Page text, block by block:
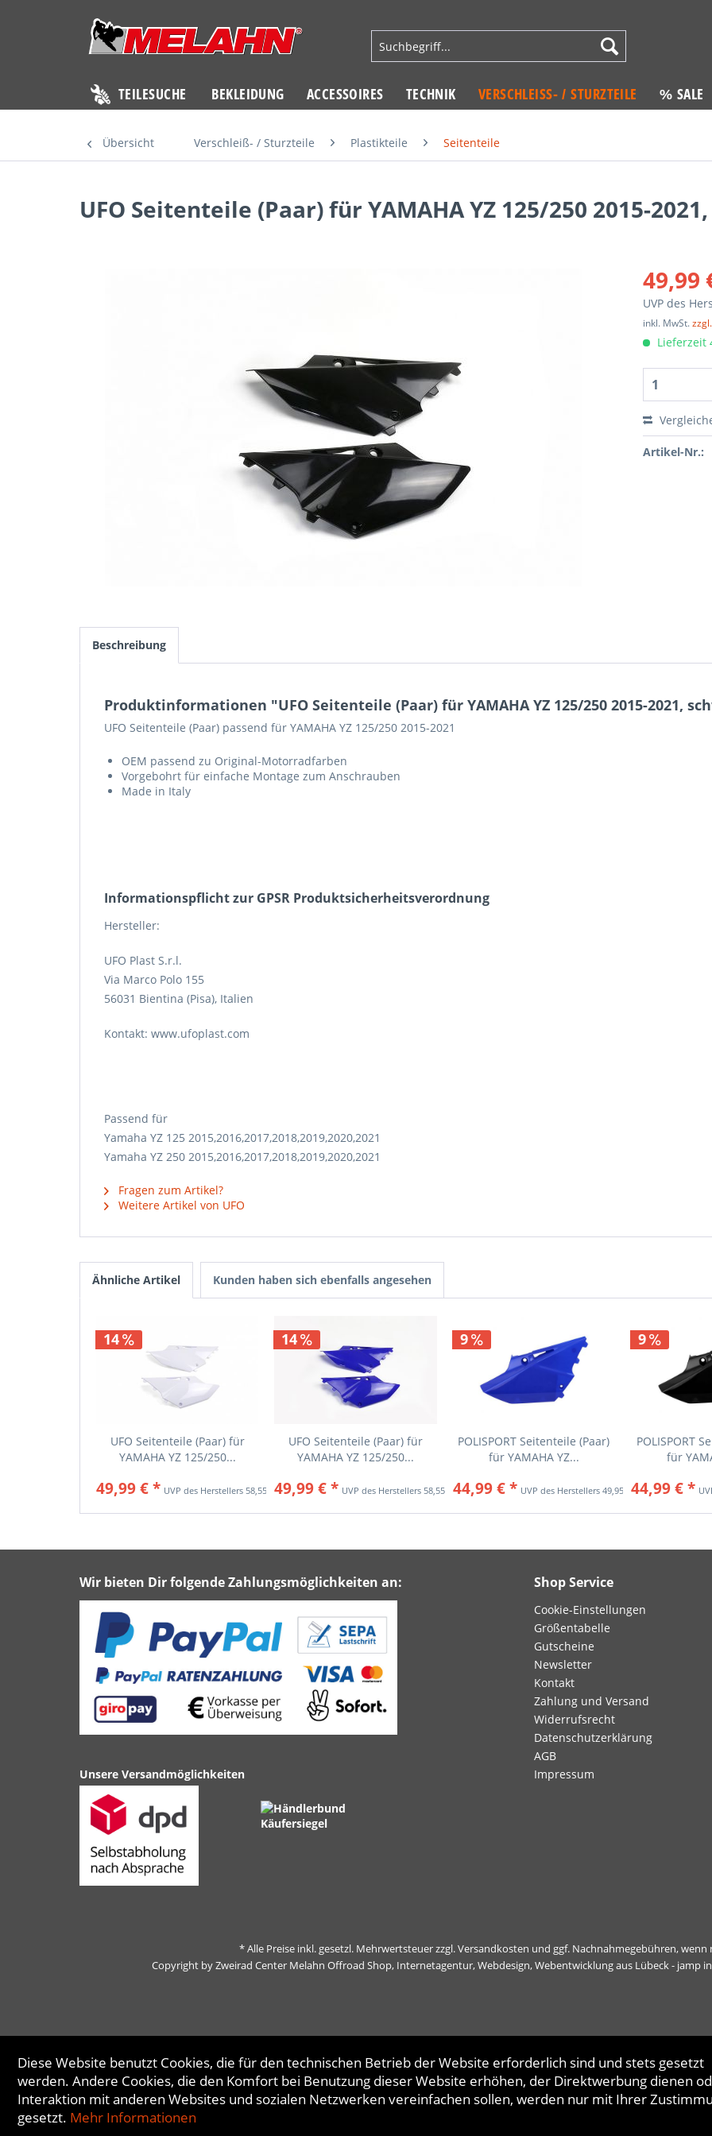
TEILESUCHE BEKLEIDUNG ACCESSOIRES TECHNIK VERSCHLEISS- / STURZTEILE % SALE
Übersicht Verschleiß- / Sturzteile Plastikteile Seitenteile
UFO Seitenteile (Paar) für YAMAHA YZ 125/250 2015-
49,99
UVP des
inkl. MwSt.
Lieferzeit
Artikel-Nr.:
Beschreibung
Produktinformationen "UFO Seitenteile (Paar) für YAMAHA YZ 125/250 2015-2021,
UFO Seitenteile (Paar) passend für YAMAHA YZ 125/250 2015-2021
OEM passend zu Original-Motorradfarben
Vorgebohrt für einfache Montage zum Anschrauben
Made in Italy
Informations­pflicht zur GPSR Produktsicherheits­verordnung
Hersteller:
UFO Plast S.r.l.
Via Marco Polo 155
56031 Bientina (Pisa), Italien
Kontakt: www.ufoplast.com
Passend für
Yamaha YZ 125 2015,2016,2017,2018,2019,2020,2021
Yamaha YZ 250 2015,2016,2017,2018,2019,2020,2021
Fragen zum Artikel?
Weitere Artikel von UFO
Ähnliche Artikel Kunden haben sich ebenfalls angesehen
14
UFO Seitenteile (Paar) für
YAMAHA YZ 125/250...
49,99 € * 58,55 € *
14
UFO Seitenteile (Paar) für
YAMAHA YZ 125/250...
49,99 € * 58,55 € *
9
POLISPORT Seitenteile (Paar)
für YAMAHA YZ...
44,99 € * 49,95 € *
9
POLISPORT
für
44,99 € *
Wir bieten Dir folgende Zahlungsmöglichkeiten an:
Unsere Versandmöglichkeiten
Shop Service
Cookie-Einstellungen
Größentabelle
Gutscheine
Newsletter
Kontakt
Zahlung und Versand
Widerrufsrecht
Datenschutzerklärung
AGB
Impressum
* Alle Preise inkl. gesetzl. Mehrwertsteuer zzgl.Versandkosten und ggf. Nachnahmegebühren,
Copyright by Zweirad Center Melahn Offroad Shop, Internetagentur, Webdesign, Webentwicklung aus Lübeck - jamp
Diese Website benutzt Cookies, die für den technischen Betrieb der Website erforderlich sind und stets gesetzt
werden. Andere Cookies, die den Komfort bei Benutzung dieser Website erhöhen, der Direktwerbung dienen
Interaktion mit anderen Websites und sozialen Netzwerken vereinfachen sollen, werden nur mit Ihrer
gesetzt. Mehr Informationen